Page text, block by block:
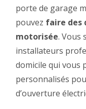
porte de garage
pouvez faire des
motorisée. Vous
installateurs
domicile qui vous
personnalisés
d’ouverture